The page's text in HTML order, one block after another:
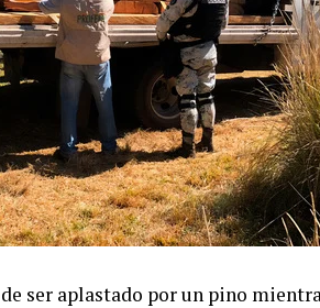
ser aplastado por un pino